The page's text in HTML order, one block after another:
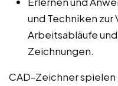
und Techniken
Arbeitsabläufe
Zeichnungen.
CAD-Zeichner spielen